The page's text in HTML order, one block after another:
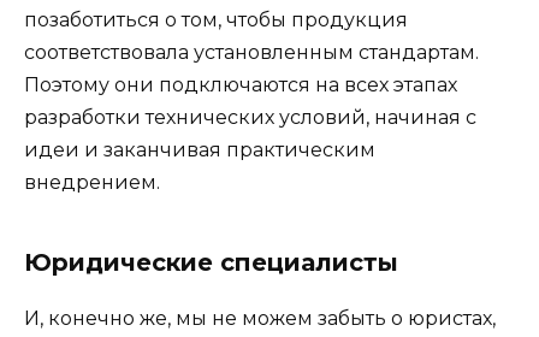
позаботиться о том, чтобы продукция
соответствовала установленным стандартам.
Поэтому они подключаются на всех этапах
разработки технических условий, начиная с
идеи и заканчивая практическим
внедрением.
Юридические специалисты
И, конечно же, мы не можем забыть о юристах,